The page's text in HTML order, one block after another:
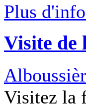
Plus
Visite de
Visitez la